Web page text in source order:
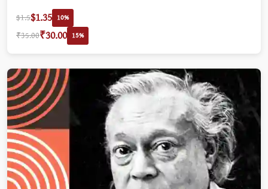
$1.5$1.35 10%
₹35.00₹30.00 15%